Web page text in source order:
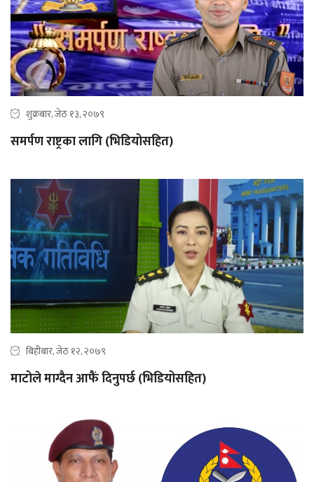
शुक्रबार, जेठ १३, २०७९
समर्पण राष्ट्रका लागि (भिडियोसहित)
बिहीबार, जेठ १२, २०७९
माटोले माग्दैन आफैं दिनुपर्छ (भिडियोसहित)